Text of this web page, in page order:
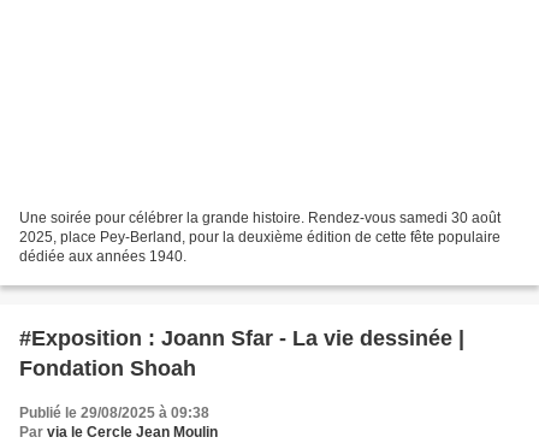
Une soirée pour célébrer la grande histoire. Rendez-vous samedi 30 août
2025, place Pey-Berland, pour la deuxième édition de cette fête populaire
dédiée aux années 1940.
#Exposition : Joann Sfar - La vie dessinée |
Fondation Shoah
Publié le 29/08/2025 à 09:38
Par via le Cercle Jean Moulin